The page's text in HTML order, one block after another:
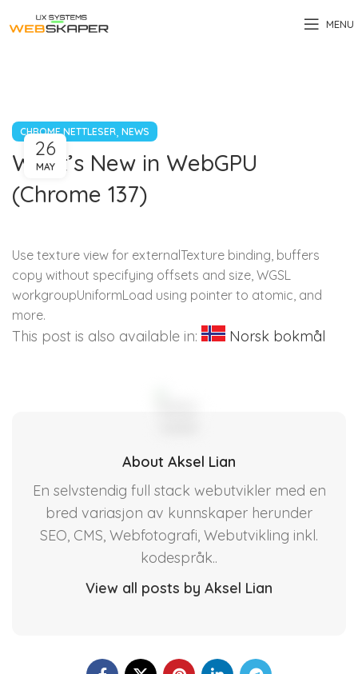
MENU
CHROME NETTLESER, NEWS
What’s New in WebGPU
(Chrome 137)
26
MAY
Use texture view for externalTexture binding, buffers
copy without specifying offsets and size, WGSL
workgroupUniformLoad using pointer to atomic, and
more.
This post is also available in: Norsk bokmål
About Aksel Lian
En selvstendig full stack webutvikler med en
bred variasjon av kunnskaper herunder
SEO, CMS, Webfotografi, Webutvikling inkl.
kodespråk..
View all posts by Aksel Lian